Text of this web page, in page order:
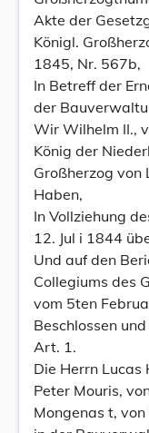
Akte der
Königl.
1845, Nr. 567b,
In Betreff der
der
Wir Wilhelm II.,
König der
Großherzog von
Haben,
In Vollziehung
12. Jul i 1844
Und auf den
Collegiums des
vom 5ten
Beschlossen
Art. 1.
Die Herrn Lucas
Peter Mouris,
Mongenas t,